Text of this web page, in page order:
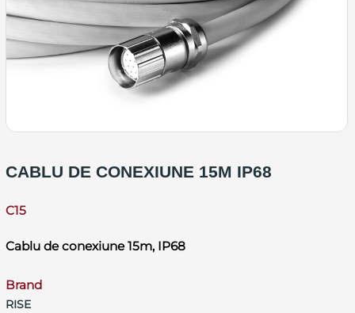
CABLU DE CONEXIUNE 15M IP68
C15
Cablu de conexiune 15m, IP68
Brand
RISE